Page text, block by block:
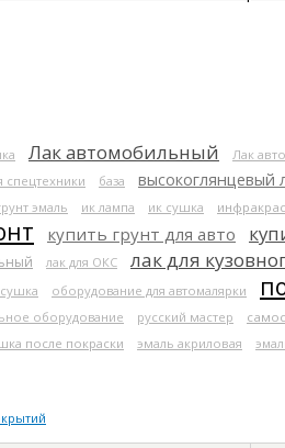
Лак автомобильный Лак
спецтехники база высокоглянцевый
эмаль ик лампа ик сушка
купить грунт для авто
лак для ОКС лак для
оборудование для автомалярки
оборудование русский мастер
после покраски эмаль акриловая